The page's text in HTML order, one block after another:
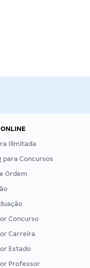
Ilimitada
para Concursos
Ordem
Concurso
Carreira
Estado
Professor